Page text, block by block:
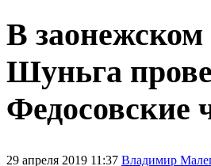
В заонежском
Шуньга
Федосовские
29 апреля 2019 11:37 Владимир